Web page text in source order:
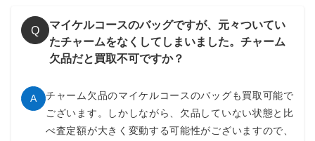
Q
マイケルコースのバッグですが、元々ついてい
たチャームをなくしてしまいました。チャーム
欠品だと買取不可ですか？
A
チャーム欠品のマイケルコースのバッグも買取可能で
ございます。しかしながら、欠品していない状態と比
べ査定額が大きく変動する可能性がございますので、